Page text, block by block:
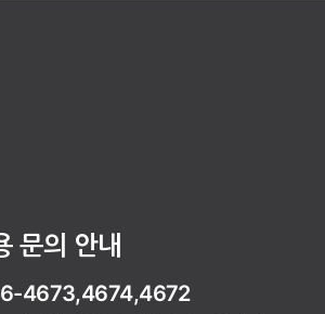
문의 안내
4673,4674,4672